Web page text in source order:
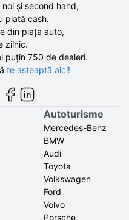
noi și second hand,
plată cash.
din piața auto,
zilnic.
puțin 750 de dealeri.
te așteaptă aici!
Autoturisme
Mercedes-Benz
BMW
Audi
Toyota
Volkswagen
Ford
Volvo
Porsche